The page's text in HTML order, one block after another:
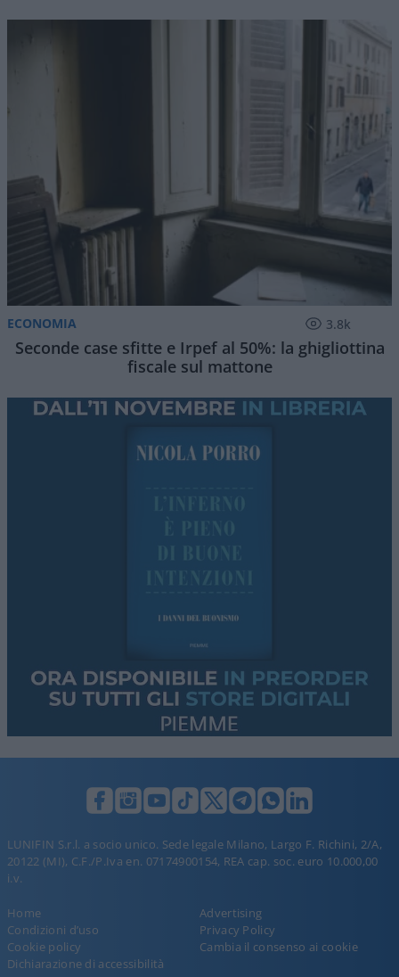
ECONOMIA 3.8k
Seconde case sfitte e Irpef al 50%: la ghigliottina
fiscale sul mattone
LUNIFIN S.r.l. a socio unico. Sede legale Milano, Largo F. Richini, 2/A,
20122 (MI), C.F./P.Iva en. 07174900154, REA cap. soc. euro 10.000,00
i.v.
Home
Advertising
Condizioni d’uso
Privacy Policy
Cookie policy
Cambia il consenso ai cookie
Dichiarazione di accessibilità